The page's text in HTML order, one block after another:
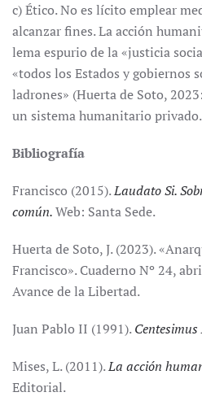
c) Ético. No es lícito emplear
alcanzar fines. La acción
lema espurio de la «justicia
«todos los Estados y gobiernos
ladrones» (Huerta de Soto,
un sistema humanitario privado.
Bibliografía
Francisco (2015).Laudato Si.
común.Web: Santa Sede.
Huerta de Soto, J. (2023).
Francisco». Cuaderno Nº 24,
Avance de la Libertad.
Juan Pablo II (1991).
Mises, L. (2011).La acción
Editorial.